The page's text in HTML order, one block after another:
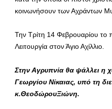
κοινωνήσουν των Αχράντων
Την Τρίτη 14 Φεβρουαρίου το
Λειτουργία στον Άγιο Αχίλλιο.
Στην Αγρυπνία θα ψάλλει η
Γεωργίου Νίκαιας, υπό τη
κ.ΘεοδώρουΞιώνη.